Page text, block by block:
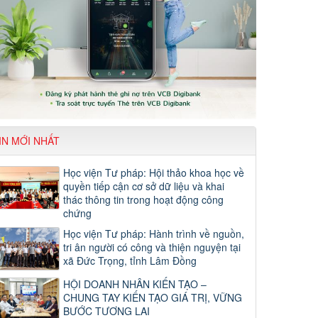
MỚI NHẤT
Học viện Tư pháp: Hội thảo khoa học về
quyền tiếp cận cơ sở dữ liệu và khai
thác thông tin trong hoạt động công
chứng
Học viện Tư pháp: Hành trình về nguồn,
tri ân người có công và thiện nguyện tại
xã Đức Trọng, tỉnh Lâm Đồng
HỘI DOANH NHÂN KIẾN TẠO –
CHUNG TAY KIẾN TẠO GIÁ TRỊ, VỮNG
BƯỚC TƯƠNG LAI